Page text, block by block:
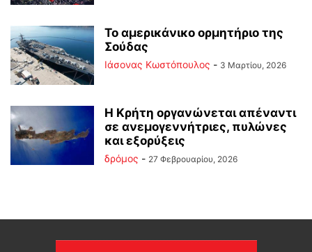
Το αμερικάνικο ορμητήριο της
Σούδας
Ιάσονας Κωστόπουλος - 3 Μαρτίου, 2026
Η Κρήτη οργανώνεται απέναντι
σε ανεμογεννήτριες, πυλώνες
και εξορύξεις
δρόμος - 27 Φεβρουαρίου, 2026